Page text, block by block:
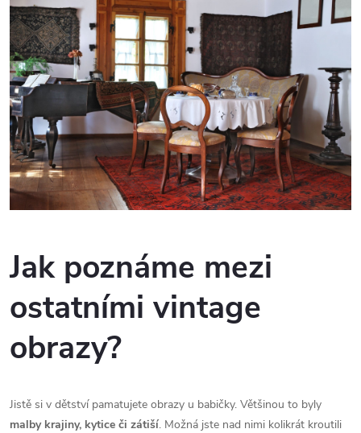
Jak poznáme mezi
ostatními vintage
obrazy?
Jistě si v dětství pamatujete obrazy u babičky. Většinou to byly
malby krajiny, kytice či zátiší. Možná jste nad nimi kolikrát kroutili